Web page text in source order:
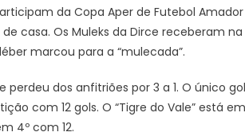
da Copa Aper de Futebol
casa. Os Muleks da Dirce receberam
marcou para a “mulecada”.
perdeu dos anfitriões por 3 a 1. O único
com 12 gols. O “Tigre do Vale” está
4º com 12.